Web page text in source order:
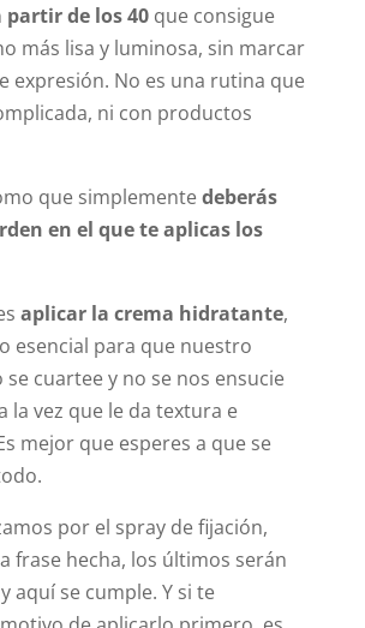
partir de los 40que consigue
más lisa y luminosa, sin marcar
expresión. No es una rutina que
ni con productos
que simplementedeberás
en el que te aplicas los
aplicar la crema hidratante,
esencial para que nuestro
cuartee y no se nos ensucie
la vez que le da textura e
mejor que esperes a que se
por el spray de fijación,
frase hecha, los últimos serán
aquí se cumple. Y si te